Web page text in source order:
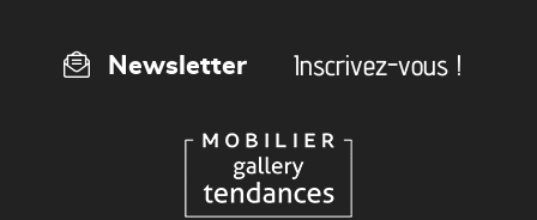
Newsletter Inscrivez-vous !